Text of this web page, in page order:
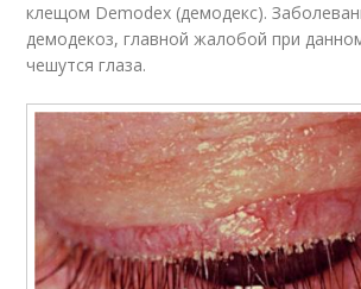
клещом Demodex (демодекс).
демодекоз, главной жалобой при
чешутся глаза.